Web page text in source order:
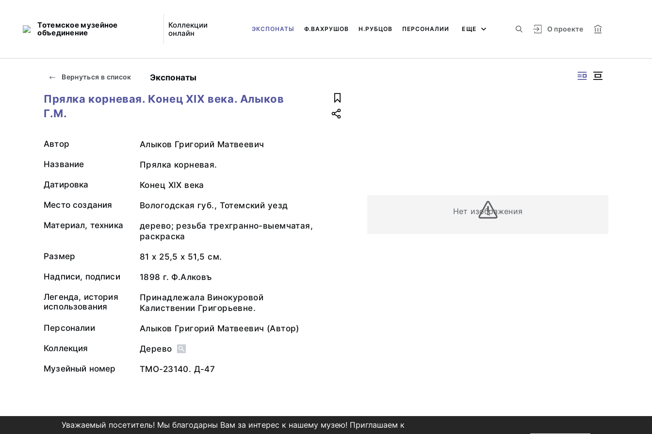
Тотемское музейное
объединение
Коллекции
онлайн
О проекте
ЭКСПОНАТЫ Ф.ВАХРУШОВ Н.РУБЦОВ ПЕРСОНАЛИИ ЕЩЕ
Вернуться в список Экспонаты
Нет изображения
Прялка корневая. Конец XIX века. Алыков
Г.М.
Автор Алыков Григорий Матвеевич
Название Прялка корневая.
Датировка Конец XIX века
Место создания Вологодская губ., Тотемский уезд
Материал, техника
дерево; резьба трехгранно-выемчатая,
раскраска
Размер 81 х 25,5 х 51,5 см.
Надписи, подписи 1898 г. Ф.Алковъ
Легенда, история
использования
Принадлежала Винокуровой
Калиствении Григорьевне.
Персоналии Алыков Григорий Матвеевич (Автор)
Коллекция Дерево
Музейный номер ТМО-23140. Д-47
Уважаемый посетитель! Мы благодарны Вам за интерес к нашему музею! Приглашаем к